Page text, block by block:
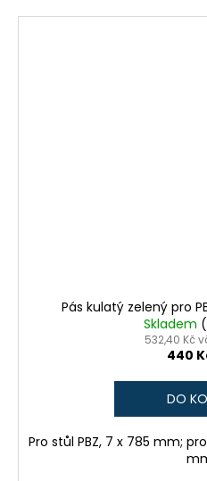
Pás kulatý zelený pro
Skladem
532,40 Kč
440
DO
Pro stůl PBZ, 7 x 785 mm;